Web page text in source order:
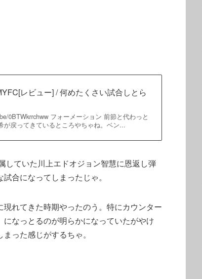
レビュー] / 何めたくさい試合しとら
0BTWkrrchww フォーメーション 前節と代わっと
戻ってきているところやちゃね。ベン...
していた川上エドオジョン智慧に恩返し弾
合になってしまったじゃ。
れてきた時期やったのう。特にカウンター
なっとるのが明らかになっていたがやけ
った感じがするちゃ。